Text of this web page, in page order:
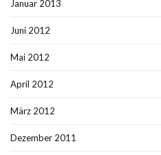
Januar 2013
Juni 2012
Mai 2012
April 2012
März 2012
Dezember 2011